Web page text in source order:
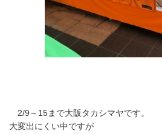
2/9～15まで大阪タカシマヤです。
大変出にくい中ですが